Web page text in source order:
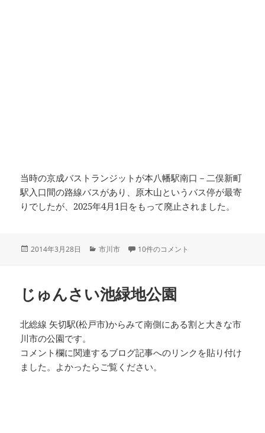
当時の京成バストランジットが本八幡駅南口－二俣新町
駅入口間の路線バスがあり、原木山というバス停が最寄
りでしたが、2025年4月1日をもって廃止されました。
投
2014年3月28日
カ
ー
市川市 原木山妙行寺 への
10件のコメント
じゅんさい池緑地公園
北総線 矢切駅(松戸市)からみて南側にある割と大きな市
川市の公園です。
コメント欄に関連するブログ記事へのリンクを貼り付け
ました。よかったらご覧ください。